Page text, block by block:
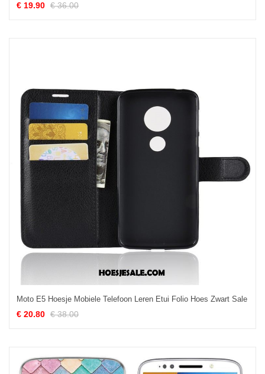
€ 19.90 € 36.00
Moto E5 Hoesje Mobiele Telefoon Leren Etui Folio Hoes Zwart Sale
€ 20.80 € 38.00